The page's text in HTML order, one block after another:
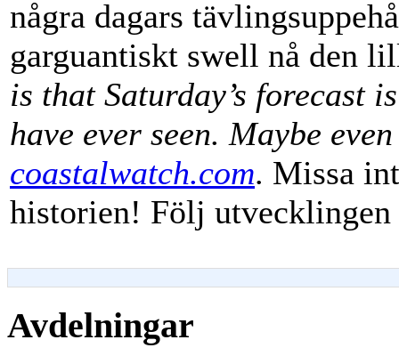
några dagars
garguantiskt swell nå den
is that Saturday’s forecast
have ever seen. Maybe
coastalwatch.com. Missa
historien! Följ
Avdelningar